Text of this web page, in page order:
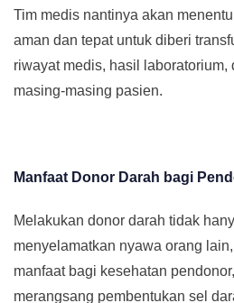
Tim medis nantinya akan
aman dan tepat untuk diberi
riwayat medis, hasil
masing-masing pasien.
Manfaat Donor Darah bagi
Melakukan donor darah tidak
menyelamatkan nyawa orang
manfaat bagi kesehatan
merangsang pembentukan sel